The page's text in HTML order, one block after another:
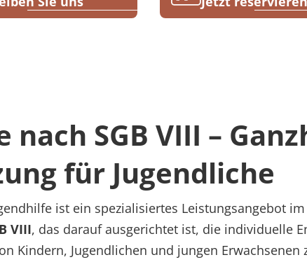
nach SGB VIII –
für Jugendliche
ist ein spezialisiertes Leistungsangebot
VIII, das darauf ausgerichtet ist, die individuelle
Kindern, Jugendlichen und jungen Erwachsenen